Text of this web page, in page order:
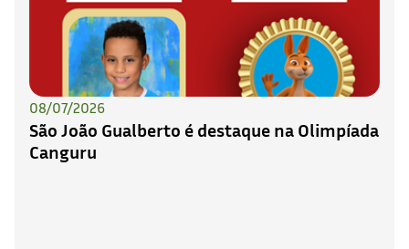
08/07/2026
São João Gualberto é destaque na Olimpíada
Canguru